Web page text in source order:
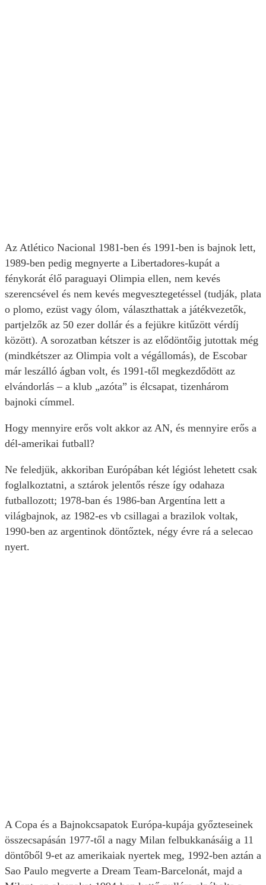
Az Atlético Nacional 1981-ben és 1991-ben is bajnok lett,
1989-ben pedig megnyerte a Libertadores-kupát a
fénykorát élő paraguayi Olimpia ellen, nem kevés
szerencsével és nem kevés megvesztegetéssel (tudják, plata
o plomo, ezüst vagy ólom, választhattak a játékvezetők,
partjelzők az 50 ezer dollár és a fejükre kitűzött vérdíj
között). A sorozatban kétszer is az elődöntőig jutottak még
(mindkétszer az Olimpia volt a végállomás), de Escobar
már leszálló ágban volt, és 1991-től megkezdődött az
elvándorlás – a klub „azóta” is élcsapat, tizenhárom
bajnoki címmel.
Hogy mennyire erős volt akkor az AN, és mennyire erős a
dél-amerikai futball?
Ne feledjük, akkoriban Európában két légióst lehetett csak
foglalkoztatni, a sztárok jelentős része így odahaza
futballozott; 1978-ban és 1986-ban Argentína lett a
világbajnok, az 1982-es vb csillagai a brazilok voltak,
1990-ben az argentinok döntőztek, négy évre rá a selecao
nyert.
A Copa és a Bajnokcsapatok Európa-kupája győzteseinek
összecsapásán 1977-től a nagy Milan felbukkanásáig a 11
döntőből 9-et az amerikaiak nyertek meg, 1992-ben aztán a
Sao Paulo megverte a Dream Team-Barcelonát, majd a